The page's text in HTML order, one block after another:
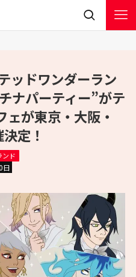
ッドワンダーラン
ナパーティー”がテ
ェが東京・大阪・
定！
ンド
日